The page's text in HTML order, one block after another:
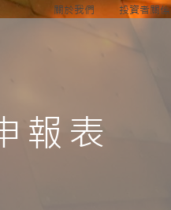
關於我們 投資者關係
報表